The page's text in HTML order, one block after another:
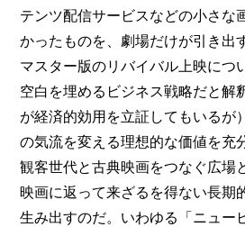
テンツ配信サービスなどの小さな
かったものを、劇場だけが引き出
マスター版のリバイバル上映につ
空白を埋めるビジネス戦略だと解
が経済的効用を立証してもいるが
の気流を変える理想的な価値を充
観客世代と古典映画をつなぐ広場
映画に返って来ざるを得ない長期
生み出すのだ。いわゆる「ニュー